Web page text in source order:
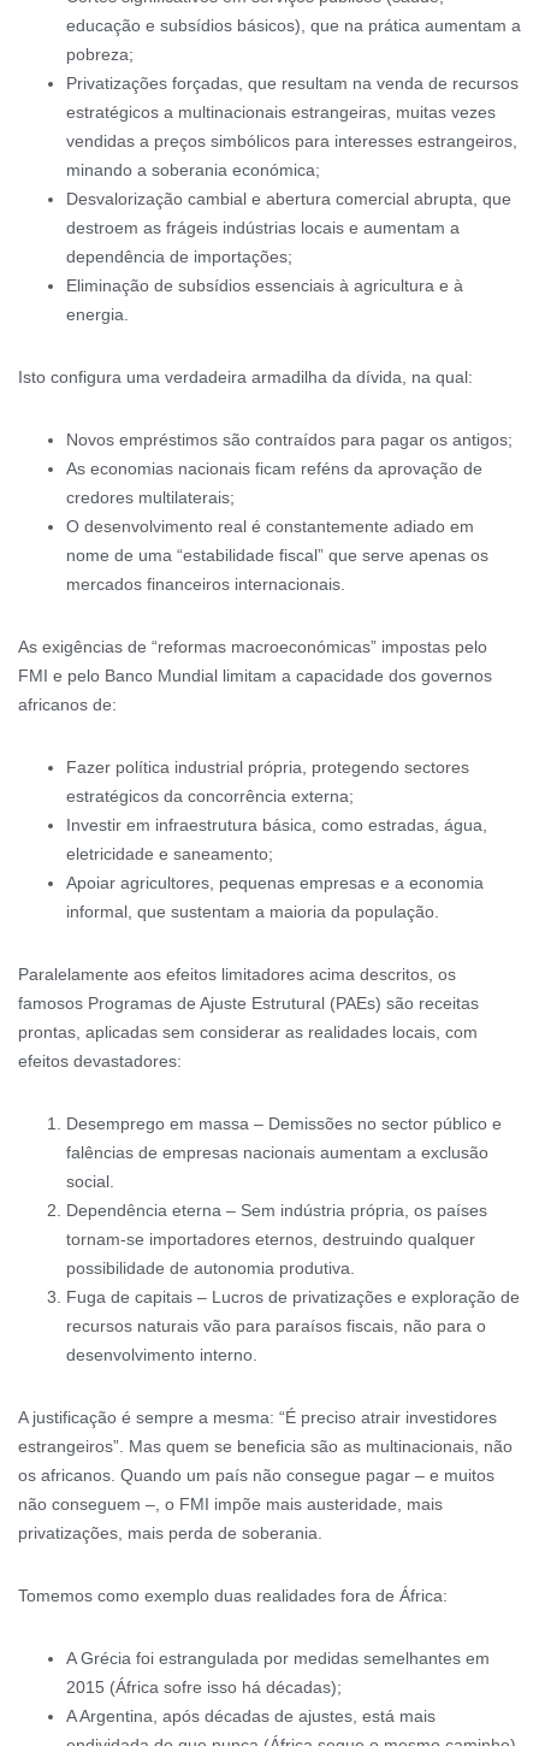
educação e subsídios básicos), que na prática aumentam a
pobreza;
Privatizações forçadas, que resultam na venda de recursos
estratégicos a multinacionais estrangeiras, muitas vezes
vendidas a preços simbólicos para interesses estrangeiros,
minando a soberania económica;
Desvalorização cambial e abertura comercial abrupta, que
destroem as frágeis indústrias locais e aumentam a
dependência de importações;
Eliminação de subsídios essenciais à agricultura e à
energia.
Isto configura uma verdadeira armadilha da dívida, na qual:
Novos empréstimos são contraídos para pagar os antigos;
As economias nacionais ficam reféns da aprovação de
credores multilaterais;
O desenvolvimento real é constantemente adiado em
nome de uma “estabilidade fiscal” que serve apenas os
mercados financeiros internacionais.
As exigências de “reformas macroeconómicas” impostas pelo
FMI e pelo Banco Mundial limitam a capacidade dos governos
africanos de:
Fazer política industrial própria, protegendo sectores
estratégicos da concorrência externa;
Investir em infraestrutura básica, como estradas, água,
eletricidade e saneamento;
Apoiar agricultores, pequenas empresas e a economia
informal, que sustentam a maioria da população.
Paralelamente aos efeitos limitadores acima descritos, os
famosos Programas de Ajuste Estrutural (PAEs) são receitas
prontas, aplicadas sem considerar as realidades locais, com
efeitos devastadores:
Desemprego em massa – Demissões no sector público e
falências de empresas nacionais aumentam a exclusão
social.
Dependência eterna – Sem indústria própria, os países
tornam-se importadores eternos, destruindo qualquer
possibilidade de autonomia produtiva.
Fuga de capitais – Lucros de privatizações e exploração de
recursos naturais vão para paraísos fiscais, não para o
desenvolvimento interno.
A justificação é sempre a mesma: “É preciso atrair investidores
estrangeiros”. Mas quem se beneficia são as multinacionais, não
os africanos. Quando um país não consegue pagar – e muitos
não conseguem –, o FMI impõe mais austeridade, mais
privatizações, mais perda de soberania.
Tomemos como exemplo duas realidades fora de África:
A Grécia foi estrangulada por medidas semelhantes em
2015 (África sofre isso há décadas);
A Argentina, após décadas de ajustes, está mais